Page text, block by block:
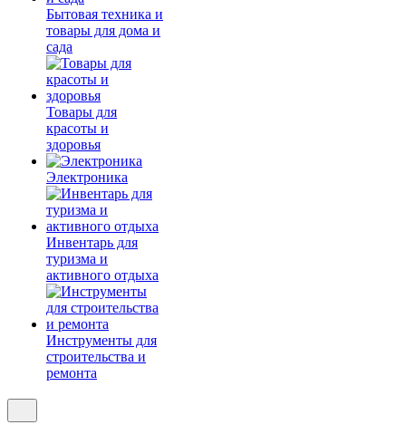
Бытовая техника и
товары для дома и
сада
Товары для
красоты и
здоровья
Электроника
Инвентарь для
туризма и
активного отдыха
Инструменты для
строительства и
ремонта